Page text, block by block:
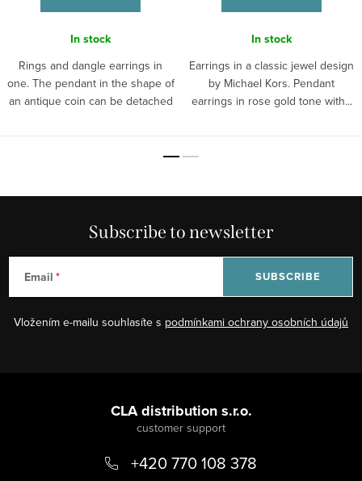
In stock
Rings and dangle earrings in
one. The pendant in the shape of
an antique coin can be detached
In stock
Earrings in a classic jewel design
by Michael Kors. Pendant
earrings in rose gold tone with...
Subscribe to newsletter
Email
Vložením e-mailu souhlasíte s podmínkami ochrany osobních údajů
SUBSCRIBE
CLA distribution s.r.o.
+420 770 108 378